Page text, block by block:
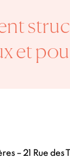
et
– 21 Rue des